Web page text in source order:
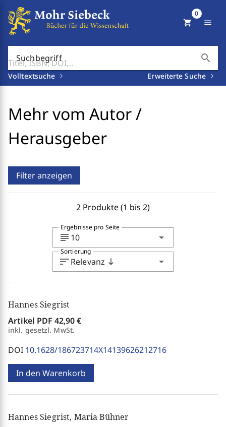
Suchbegriff search
Volltextsuche Erweiterte Suche
shopping_cart
0
menu
Mehr vom Autor /
Herausgeber
Filter anzeigen
2 Produkte (1 bis 2)
subject 10 arrow_drop_down
Ergebnisse pro Seite
sortRelevanz south arrow_drop_down
Sortierung
Hannes Siegrist
Artikel PDF 42,90 €
inkl. gesetzl. MwSt.
DOI 10.1628/186723714X14139626212716
In den Warenkorb
Hannes Siegrist, Maria Bühner